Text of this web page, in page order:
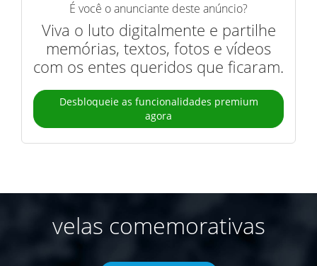
É você o anunciante deste anúncio?
Viva o luto digitalmente e partilhe
memórias, textos, fotos e vídeos
com os entes queridos que ficaram.
Desbloqueie as funcionalidades premium
agora
velas comemorativas